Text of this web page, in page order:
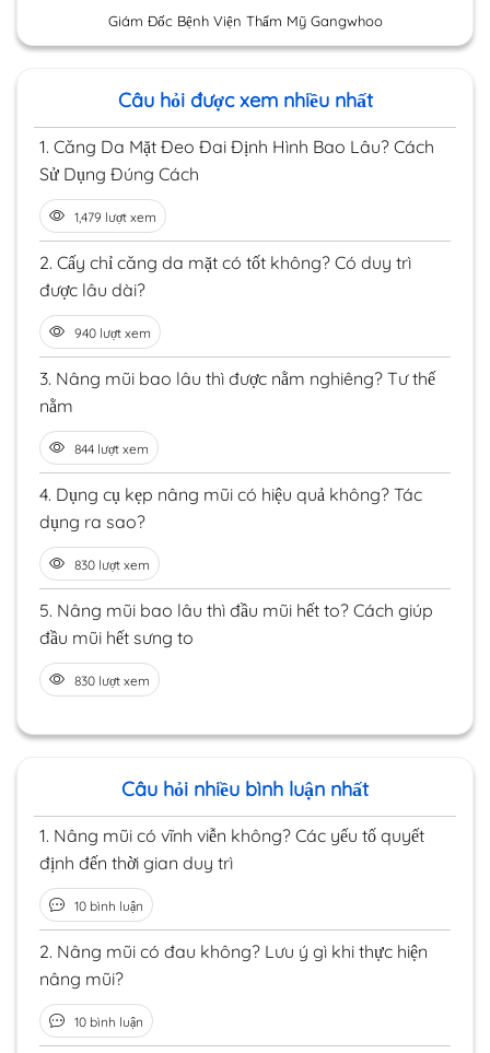
Giám Đốc Bệnh Viện Thẩm Mỹ Gangwhoo
Câu hỏi được xem nhiều nhất
1. Căng Da Mặt Đeo Đai Định Hình Bao Lâu? Cách
Sử Dụng Đúng Cách
1,479 lượt xem
2. Cấy chỉ căng da mặt có tốt không? Có duy trì
được lâu dài?
940 lượt xem
3. Nâng mũi bao lâu thì được nằm nghiêng? Tư thế
nằm
844 lượt xem
4. Dụng cụ kẹp nâng mũi có hiệu quả không? Tác
dụng ra sao?
830 lượt xem
5. Nâng mũi bao lâu thì đầu mũi hết to? Cách giúp
đầu mũi hết sưng to
830 lượt xem
Câu hỏi nhiều bình luận nhất
1. Nâng mũi có vĩnh viễn không? Các yếu tố quyết
định đến thời gian duy trì
10 bình luận
2. Nâng mũi có đau không? Lưu ý gì khi thực hiện
nâng mũi?
10 bình luận